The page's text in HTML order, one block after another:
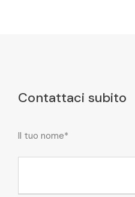
Contattaci subito
Il tuo nome*